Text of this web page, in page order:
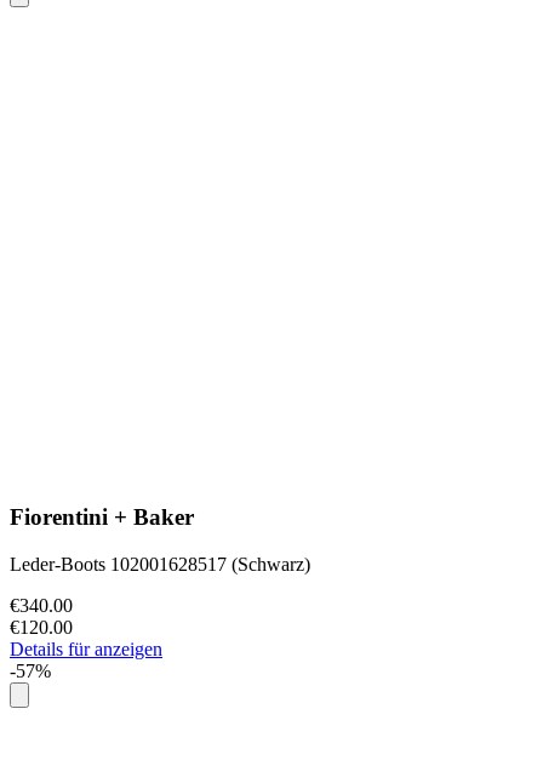
Fiorentini + Baker
Leder-Boots 102001628517 (Schwarz)
€340.00
€120.00
Details für anzeigen
-57%